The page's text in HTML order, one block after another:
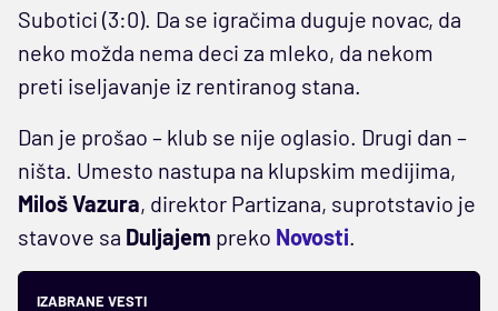
Subotici (3:0). Da se igračima duguje novac, da
neko možda nema deci za mleko, da nekom
preti iseljavanje iz rentiranog stana.
Dan je prošao – klub se nije oglasio. Drugi dan –
ništa. Umesto nastupa na klupskim medijima,
Miloš Vazura, direktor Partizana, suprotstavio je
stavove sa Duljajem preko Novosti.
IZABRANE VESTI